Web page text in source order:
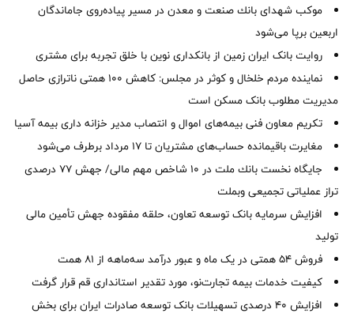
موكب شهدای بانك صنعت و معدن در مسیر پیاده‌روی جاماندگان
اربعین برپا می‌شود
روایت بانک ایران زمین از بانکداری نوین با خلق تجربه برای مشتری
نماینده مردم خلخال و کوثر در مجلس: کاهش ۱۰۰ همتی ناترازی حاصل
مدیریت مطلوب بانک مسکن است
تکریم معاون فنی بیمه‌های اموال و انتصاب مدیر خزانه داری بیمه آسیا
مغایرت‌ باقیمانده حساب‌های مشتریان تا ۱۷ مرداد برطرف می‌شود
جایگاه نخست بانك ملت در 10 شاخص مهم مالی/ جهش 77 درصدی
تراز عملیاتی تجمیعی وبملت
افزایش سرمایه بانک توسعه تعاون، حلقه مفقوده جهش تأمین مالی
تولید
فروش 54 همتی در یک ماه و عبور درآمد سه‌ماهه از 81 همت
کیفیت خدمات بیمه تجارت‌نو، مورد تقدیر استانداری قم قرار گرفت
افزایش 40 درصدی تسهیلات بانک توسعه صادرات ایران برای بخش